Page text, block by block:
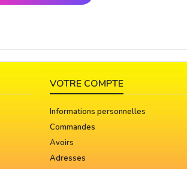
VOTRE COMPTE
Informations personnelles
Commandes
Avoirs
Adresses